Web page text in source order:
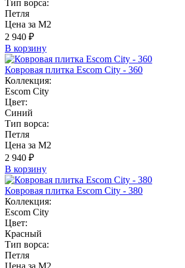
Тип ворса:
Петля
Цена за М2
2 940 ₽
В корзину
Ковровая плитка Escom City - 360
Коллекция:
Escom City
Цвет:
Синий
Тип ворса:
Петля
Цена за М2
2 940 ₽
В корзину
Ковровая плитка Escom City - 380
Коллекция:
Escom City
Цвет:
Красный
Тип ворса:
Петля
Цена за М2